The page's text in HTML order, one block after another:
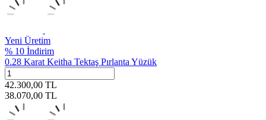
Yeni Üretim
% 10 İndirim
0.28 Karat Keitha Tektaş Pırlanta Yüzük
42.300,00 TL
38.070,00 TL